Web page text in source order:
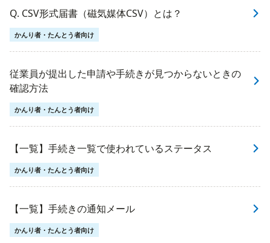
Q. CSV形式届書（磁気媒体CSV）とは？
かんり者・たんとう者向け
従業員が提出した申請や手続きが見つからないときの
確認方法
かんり者・たんとう者向け
【一覧】手続き一覧で使われているステータス
かんり者・たんとう者向け
【一覧】手続きの通知メール
かんり者・たんとう者向け